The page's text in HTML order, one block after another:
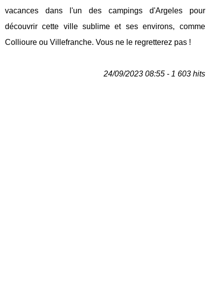
vacances dans l'un des campings d'Argeles pour
découvrir cette ville sublime et ses environs, comme
Collioure ou Villefranche. Vous ne le regretterez pas !
24/09/2023 08:55 - 1 603 hits